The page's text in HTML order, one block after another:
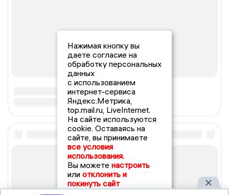
Нажимая кнопку вы
даете согласие на
обработку персональных
данных
с использованием
интернет-сервиса
Яндекс.Метрика,
top.mail.ru, LiveInternet.
На сайте используются
cookie. Оставаясь на
сайте, вы принимаете
все условия
использования.
Вы можете настроить
или отклонить и
покинуть сайт